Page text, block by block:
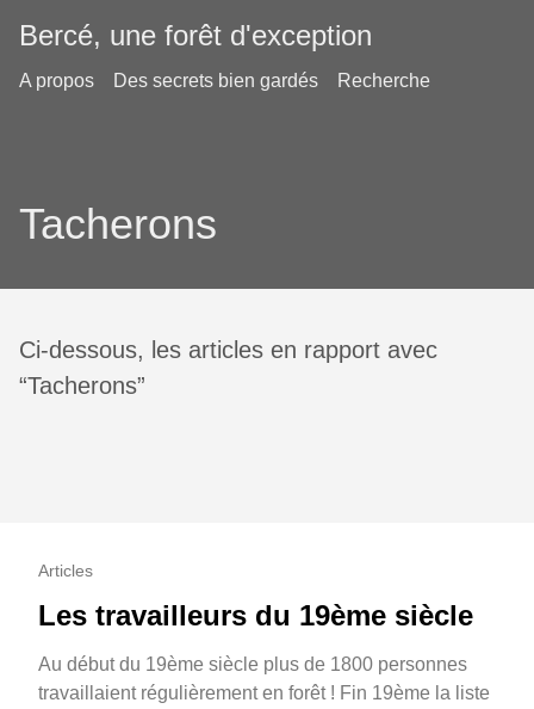
Bercé, une forêt d'exception
A propos Des secrets bien gardés Recherche
Tacherons
Ci-dessous, les articles en rapport avec
“Tacherons”
Articles
Les travailleurs du 19ème siècle
Au début du 19ème siècle plus de 1800 personnes
travaillaient régulièrement en forêt ! Fin 19ème la liste